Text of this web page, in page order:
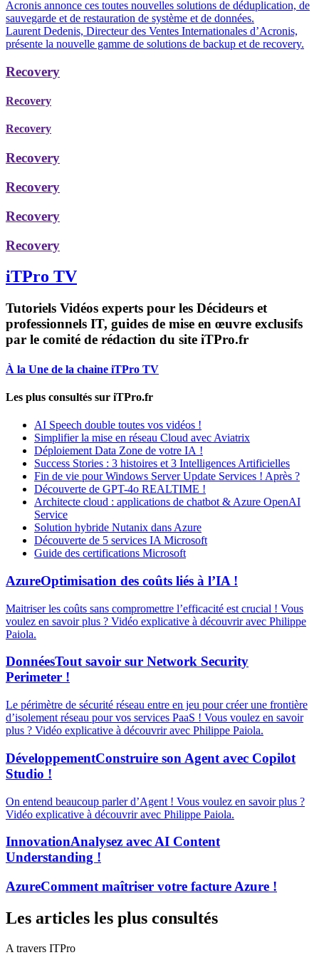
Acronis annonce ces toutes nouvelles solutions de déduplication, de
sauvegarde et de restauration de système et de données.
Laurent Dedenis, Directeur des Ventes Internationales d’Acronis,
présente la nouvelle gamme de solutions de backup et de recovery.
Recovery
Recovery
Recovery
Recovery
Recovery
Recovery
Recovery
iTPro TV
Tutoriels Vidéos experts pour les Décideurs et
professionnels IT, guides de mise en œuvre exclusifs
par le comité de rédaction du site iTPro.fr
À la Une de la chaine iTPro TV
Les plus consultés sur iTPro.fr
AI Speech double toutes vos vidéos !
Simplifier la mise en réseau Cloud avec Aviatrix
Déploiement Data Zone de votre IA !
Success Stories : 3 histoires et 3 Intelligences Artificielles
Fin de vie pour Windows Server Update Services ! Après ?
Découverte de GPT-4o REALTIME !
Architecte cloud : applications de chatbot & Azure OpenAI
Service
Solution hybride Nutanix dans Azure
Découverte de 5 services IA Microsoft
Guide des certifications Microsoft
AzureOptimisation des coûts liés à l’IA !
Maitriser les coûts sans compromettre l’efficacité est crucial ! Vous
voulez en savoir plus ? Vidéo explicative à découvrir avec Philippe
Paiola.
DonnéesTout savoir sur Network Security
Perimeter !
Le périmètre de sécurité réseau entre en jeu pour créer une frontière
d’isolement réseau pour vos services PaaS ! Vous voulez en savoir
plus ? Vidéo explicative à découvrir avec Philippe Paiola.
DéveloppementConstruire son Agent avec Copilot
Studio !
On entend beaucoup parler d’Agent ! Vous voulez en savoir plus ?
Vidéo explicative à découvrir avec Philippe Paiola.
InnovationAnalysez avec AI Content
Understanding !
AzureComment maîtriser votre facture Azure !
Les articles les plus consultés
A travers ITPro